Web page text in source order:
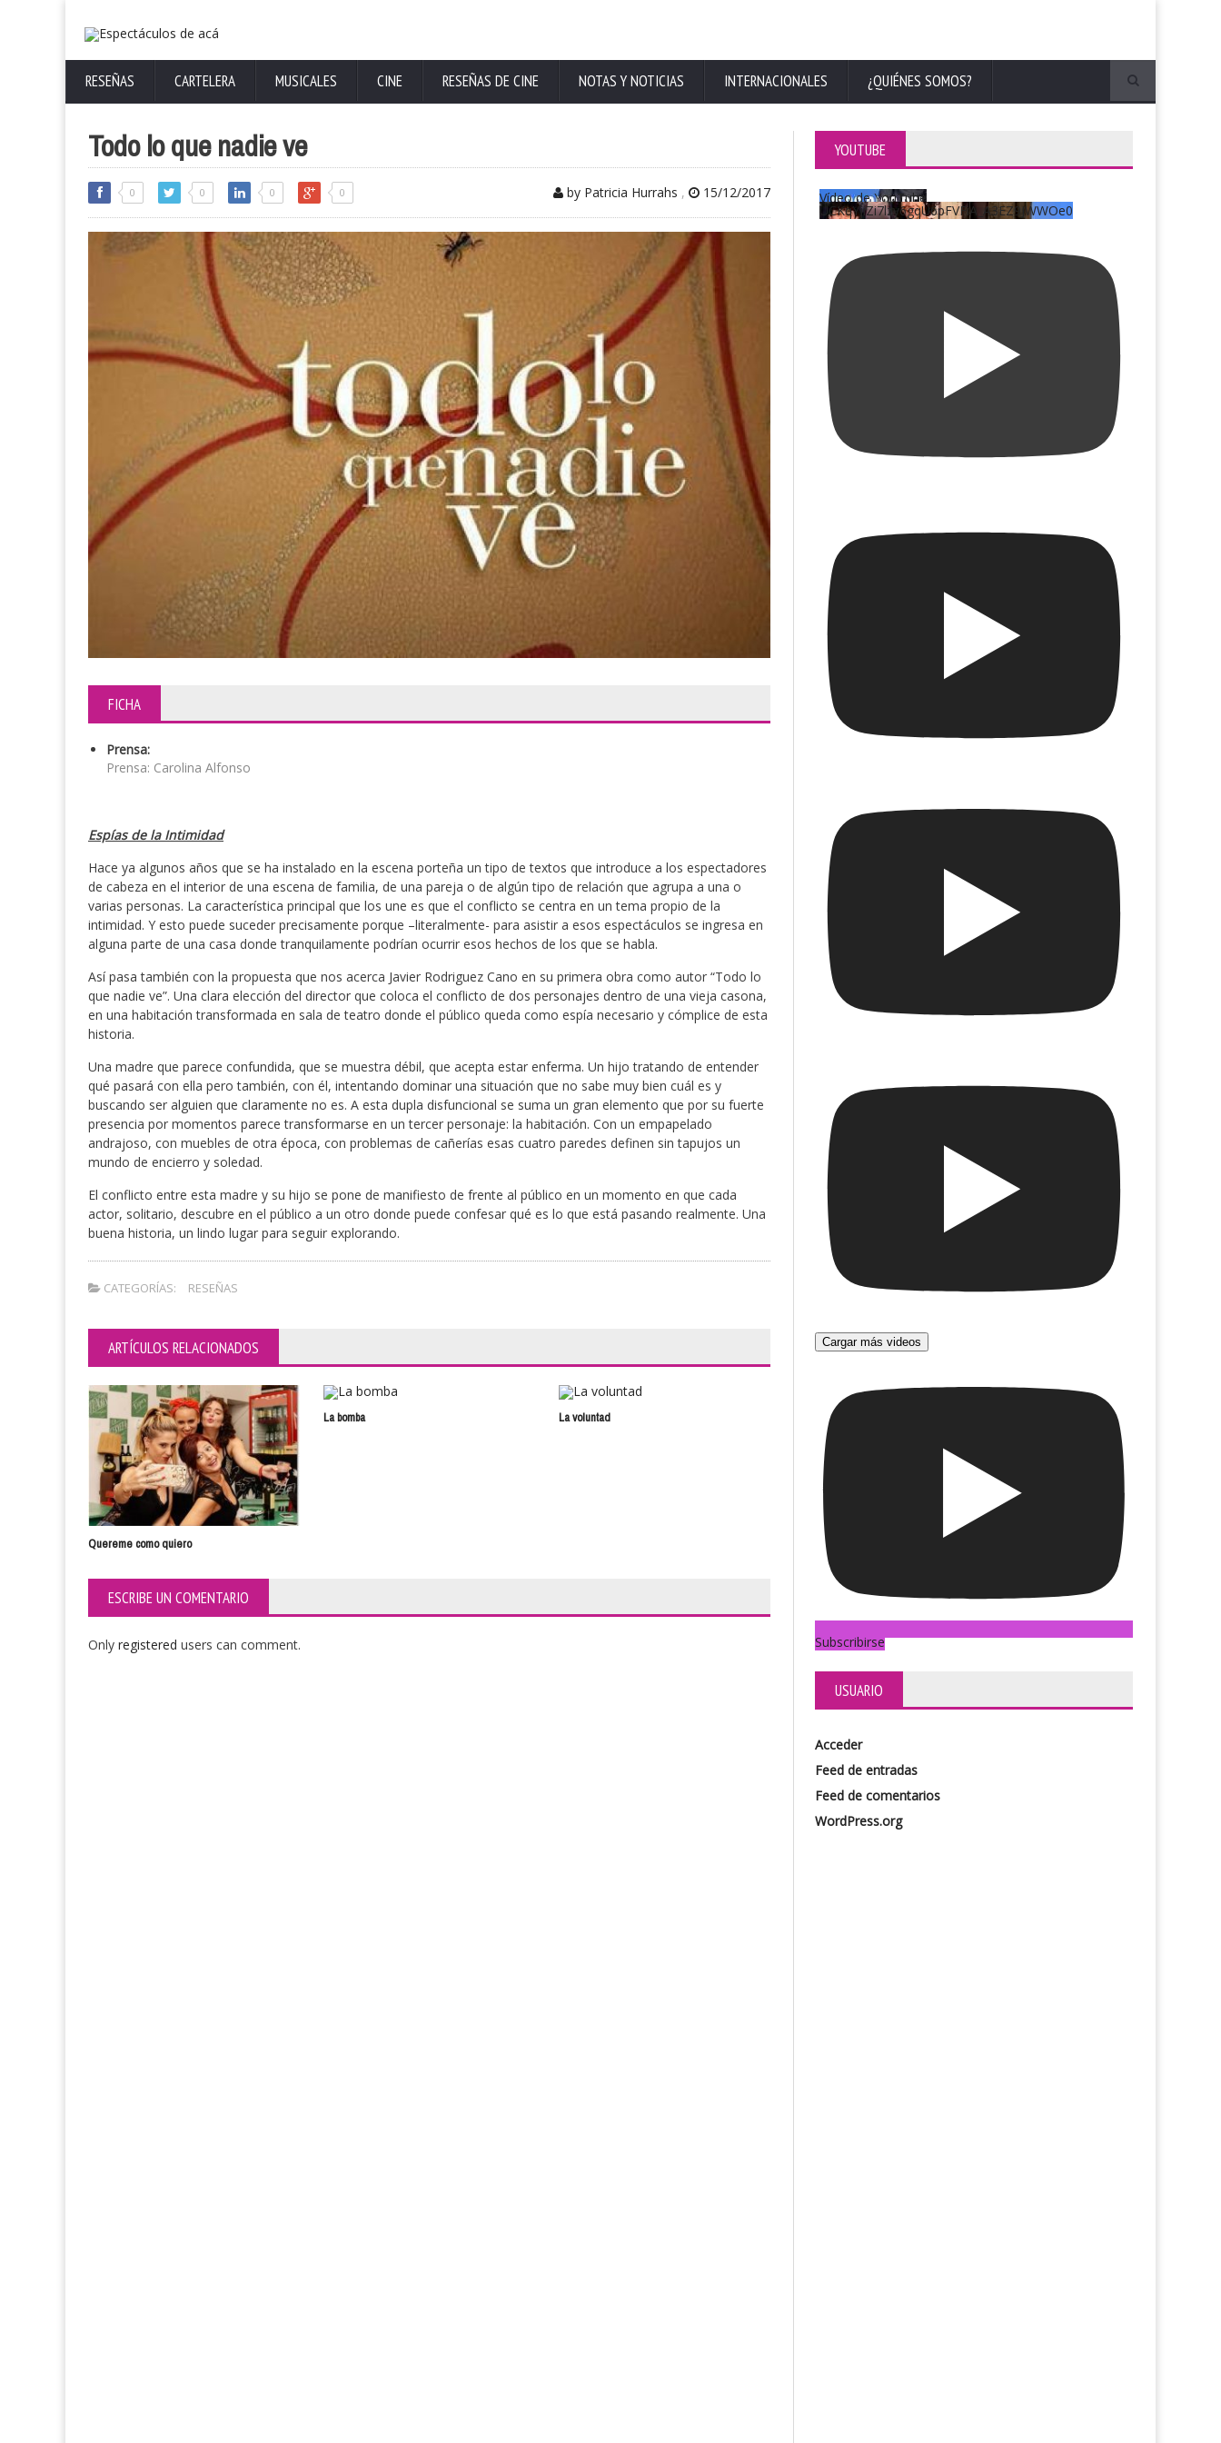
RESEÑAS CARTELERA MUSICALES CINE RESEÑAS DE CINE NOTAS Y NOTICIAS INTERNACIONALES ¿QUIÉNES SOMOS?
Todo lo que nadie ve
0 0 0 0 by Patricia Hurrahs , 15/12/2017
FICHA
Prensa:
Prensa: Carolina Alfonso
Espías de la Intimidad
Hace ya algunos años que se ha instalado en la escena porteña un tipo de textos que introduce a los espectadores
de cabeza en el interior de una escena de familia, de una pareja o de algún tipo de relación que agrupa a una o
varias personas. La característica principal que los une es que el conflicto se centra en un tema propio de la
intimidad. Y esto puede suceder precisamente porque –literalmente- para asistir a esos espectáculos se ingresa en
alguna parte de una casa donde tranquilamente podrían ocurrir esos hechos de los que se habla.
Así pasa también con la propuesta que nos acerca Javier Rodriguez Cano en su primera obra como autor “Todo lo
que nadie ve”. Una clara elección del director que coloca el conflicto de dos personajes dentro de una vieja casona,
en una habitación transformada en sala de teatro donde el público queda como espía necesario y cómplice de esta
historia.
Una madre que parece confundida, que se muestra débil, que acepta estar enferma. Un hijo tratando de entender
qué pasará con ella pero también, con él, intentando dominar una situación que no sabe muy bien cuál es y
buscando ser alguien que claramente no es. A esta dupla disfuncional se suma un gran elemento que por su fuerte
presencia por momentos parece transformarse en un tercer personaje: la habitación. Con un empapelado
andrajoso, con muebles de otra época, con problemas de cañerías esas cuatro paredes definen sin tapujos un
mundo de encierro y soledad.
El conflicto entre esta madre y su hijo se pone de manifiesto de frente al público en un momento en que cada
actor, solitario, descubre en el público a un otro donde puede confesar qué es lo que está pasando realmente. Una
buena historia, un lindo lugar para seguir explorando.
CATEGORÍAS: RESEÑAS
ARTÍCULOS RELACIONADOS
Quereme como quiero
La bomba La voluntad Fantasmas en la máquina Drácula II. Resurrección
ESCRIBE UN COMENTARIO
Only registered users can comment.
YOUTUBE
Vídeo de YouTube
UCKqYjiZi7lzy6gqU6pFVFiA_A3EZ9JWWOe0
Cargar más videos
Subscribirse
USUARIO
Acceder
Feed de entradas
Feed de comentarios
WordPress.org